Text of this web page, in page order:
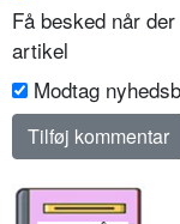
Få besked når
artikel
Modtag